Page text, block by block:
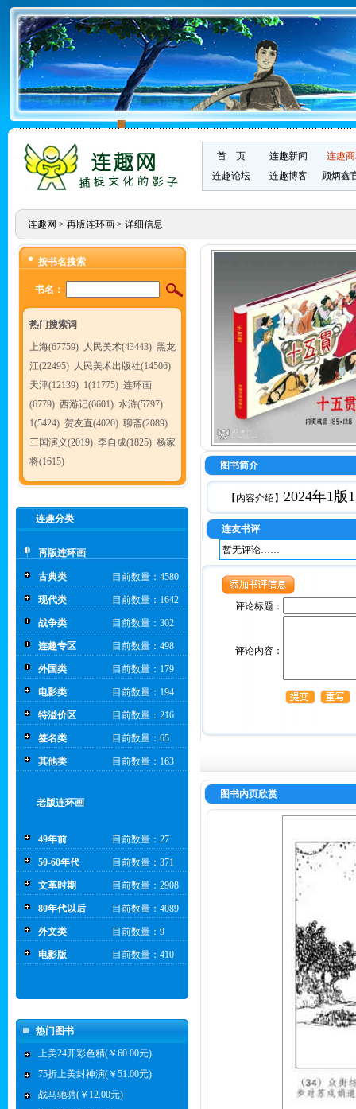
首 页 连趣新闻
连趣
连趣论坛
连趣博客 顾炳鑫
连趣网 > 再版连环画> 详细信息
按书名搜索
书名：
热门搜索词
上海(67759) 人民美术(43443) 黑龙
江(22495) 人民美术出版社(14506)
天津(12139) 1(11775) 连环画
(6779) 西游记(6601) 水浒(5797)
1(5424) 贺友直(4020) 聊斋(2089)
三国演义(2019) 李自成(1825) 杨家
将(1615)
连趣分类
再版连环画
古典类 目前数量：4580
现代类 目前数量：1642
战争类 目前数量：302
连趣专区 目前数量：498
外国类 目前数量：179
电影类 目前数量：194
特溢价区 目前数量：216
签名类 目前数量：65
其他类 目前数量：163
老版连环画
49年前 目前数量：27
50-60年代 目前数量：371
文革时期 目前数量：2908
80年代以后 目前数量：4089
外文类 目前数量：9
电影版 目前数量：410
热门图书
上美24开彩色精(￥60.00元)
75折上美封神演(￥51.00元)
战马驰骋(￥12.00元)
图书简介
【内容介绍】 2024年1版
连友书评
暂无评论……
评论标题：
评论内容：
图书内页欣赏